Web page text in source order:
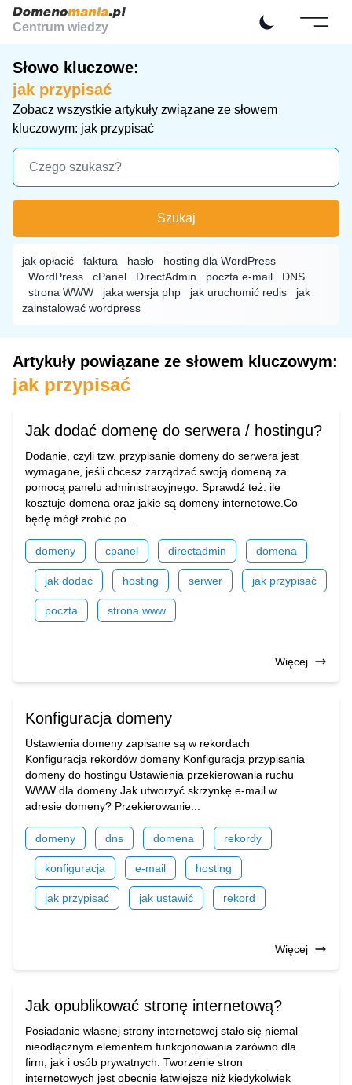
Centrum wiedzy
Słowo kluczowe:
jak przypisać
Zobacz wszystkie artykuły związane ze słowem
kluczowym: jak przypisać
Szukaj
jak opłacić faktura hasło
hosting dla WordPress
WordPress
cPanel DirectAdmin poczta e-mail
DNS
strona WWW
jaka wersja php jak uruchomić redis
jak
zainstalować wordpress
Artykuły powiązane ze słowem kluczowym:
jak przypisać
Jak dodać domenę do serwera / hostingu?
Dodanie, czyli tzw. przypisanie domeny do serwera jest
wymagane, jeśli chcesz zarządzać swoją domeną za
pomocą panelu administracyjnego. Sprawdź też: ile
kosztuje domena oraz jakie są domeny internetowe.Co
będę mógł zrobić po...
domeny cpanel directadmin domena
jak dodać hosting serwer jak przypisać
poczta strona www
Więcej
Konfiguracja domeny
Ustawienia domeny zapisane są w rekordach
Konfiguracja rekordów domeny Konfiguracja przypisania
domeny do hostingu Ustawienia przekierowania ruchu
WWW dla domeny Jak utworzyć skrzynkę e-mail w
adresie domeny? Przekierowanie...
domeny dns domena rekordy
konfiguracja e-mail hosting
jak przypisać jak ustawić rekord
Więcej
Jak opublikować stronę internetową?
Posiadanie własnej strony internetowej stało się niemal
nieodłącznym elementem funkcjonowania zarówno dla
firm, jak i osób prywatnych. Tworzenie stron
internetowych jest obecnie łatwiejsze niż kiedykolwiek